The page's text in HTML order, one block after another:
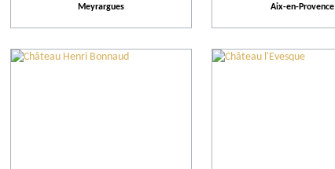
Meyrargues Aix-en-Provence